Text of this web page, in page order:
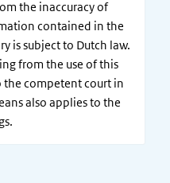
the inaccuracy of
contained in the
is subject to Dutch law.
from the use of this
competent court in
also applies to the